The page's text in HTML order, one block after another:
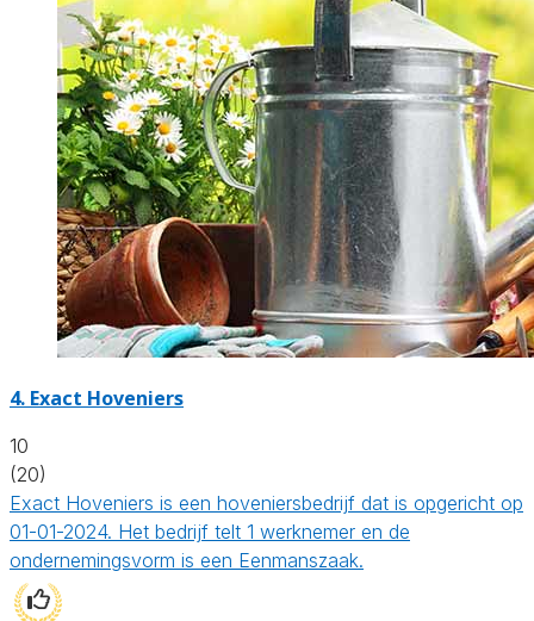
4. Exact Hoveniers
10
(20)
Exact Hoveniers is een hoveniersbedrijf dat is opgericht op
01-01-2024. Het bedrijf telt 1 werknemer en de
ondernemingsvorm is een Eenmanszaak.